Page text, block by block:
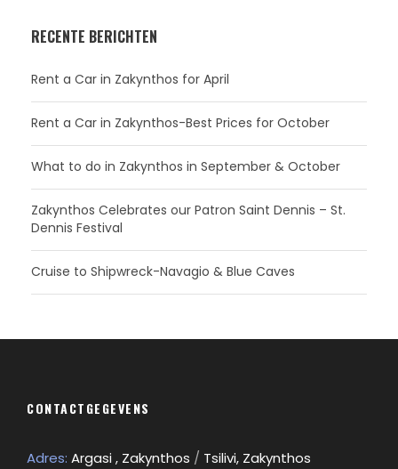
RECENTE BERICHTEN
Rent a Car in Zakynthos for April
Rent a Car in Zakynthos-Best Prices for October
What to do in Zakynthos in September & October
Zakynthos Celebrates our Patron Saint Dennis – St.
Dennis Festival
Cruise to Shipwreck-Navagio & Blue Caves
CONTACTGEGEVENS
Adres: Argasi , Zakynthos / Tsilivi, Zakynthos